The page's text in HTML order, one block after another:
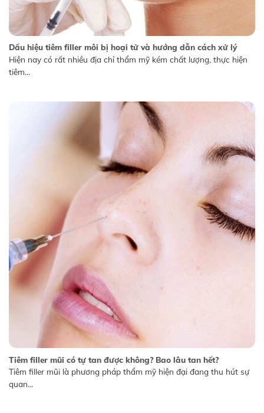
Dấu hiệu tiêm filler môi bị hoại tử và hướng dẫn cách xử lý
Hiện nay có rất nhiều địa chỉ thẩm mỹ kém chất lượng, thực hiện
tiêm...
Tiêm filler mũi có tự tan được không? Bao lâu tan hết?
Tiêm filler mũi là phương pháp thẩm mỹ hiện đại đang thu hút sự
quan...